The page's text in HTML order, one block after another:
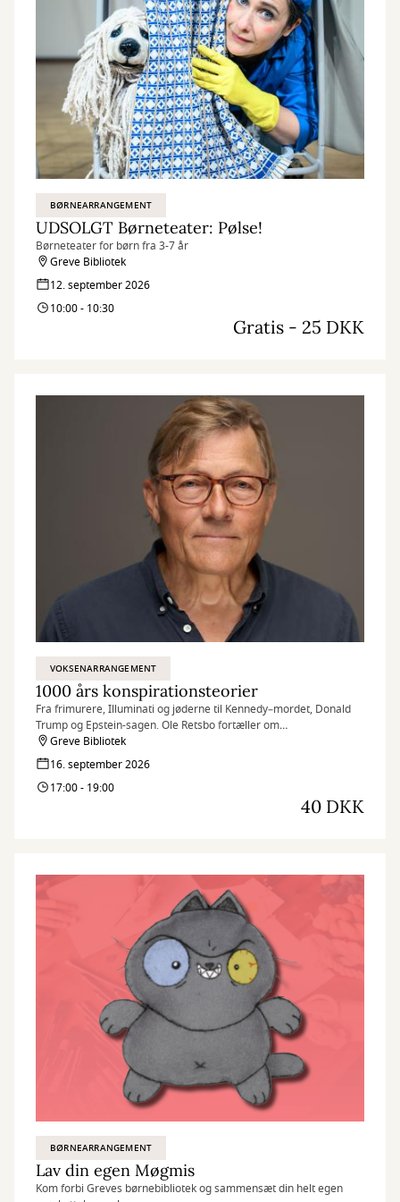
BØRNEARRANGEMENT
UDSOLGT Børneteater: Pølse!
Børneteater for børn fra 3-7 år
Greve Bibliotek
12. september 2026
10:00 - 10:30
Gratis - 25 DKK
VOKSENARRANGEMENT
1000 års konspirationsteorier
Fra frimurere, Illuminati og jøderne til Kennedy–mordet, Donald
Trump og Epstein-sagen. Ole Retsbo fortæller om
konspirationsteoriernes brogede og ofte dramatiske historie -
hvorfor de opstod, hvem der startede dem, hvordan de bredte sig,
og hvilke konsekvenser de har fået.
Greve Bibliotek
16. september 2026
17:00 - 19:00
40 DKK
BØRNEARRANGEMENT
Lav din egen Møgmis
Kom forbi Greves børnebibliotek og sammensæt din helt egen